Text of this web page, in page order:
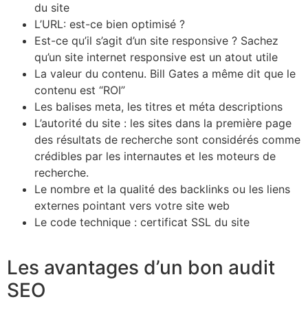
du site
L’URL: est-ce bien optimisé ?
Est-ce qu’il s’agit d’un site responsive ? Sachez
qu’un site internet responsive est un atout utile
La valeur du contenu. Bill Gates a même dit que le
contenu est “ROI”
Les balises meta, les titres et méta descriptions
L’autorité du site : les sites dans la première page
des résultats de recherche sont considérés comme
crédibles par les internautes et les moteurs de
recherche.
Le nombre et la qualité des backlinks ou les liens
externes pointant vers votre site web
Le code technique : certificat SSL du site
Les avantages d’un bon audit
SEO